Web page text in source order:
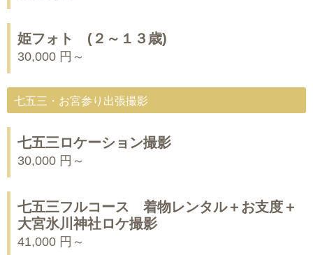
姫フォト (２～１３歳)
30,000 円～
七五三・お宮参り出張撮影
七五三ロケーション撮影
30,000 円～
七五三フルコース 着物レンタル＋お支度＋
大宮氷川神社ロケ撮影
41,000 円～